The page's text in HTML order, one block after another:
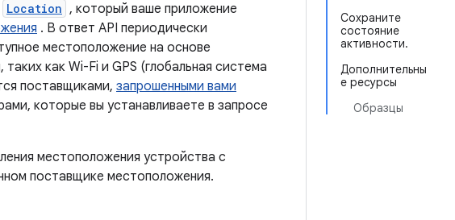
Сохраните
состояние
активности.
Дополнительны
е ресурсы
Образцы
Location , который ваше приложение
. В ответ API периодически
местоположение на основе
как Wi-Fi и GPS (глобальная система
поставщиками, запрошенными вами
которые вы устанавливаете в запросе
местоположения устройства с
поставщике местоположения.